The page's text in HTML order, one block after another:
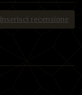
Inserisci recensione